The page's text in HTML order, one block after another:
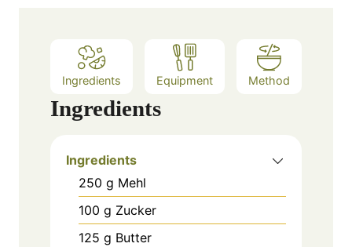
Ingredients Equipment Method
Ingredients
Ingredients
250 g Mehl
100 g Zucker
125 g Butter